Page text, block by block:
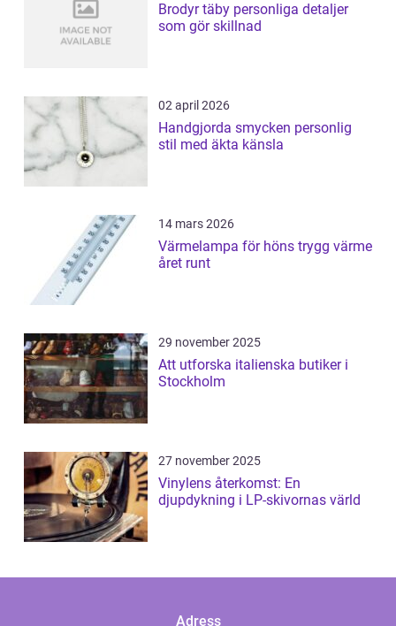
Brodyr täby personliga detaljer
som gör skillnad
02 april 2026
Handgjorda smycken personlig
stil med äkta känsla
14 mars 2026
Värmelampa för höns trygg värme
året runt
29 november 2025
Att utforska italienska butiker i
Stockholm
27 november 2025
Vinylens återkomst: En
djupdykning i LP-skivornas värld
Adress